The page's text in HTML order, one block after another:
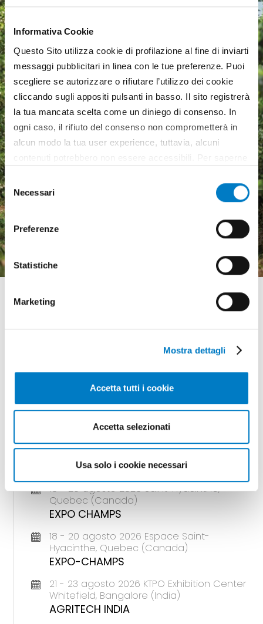
Informativa Cookie
Questo Sito utilizza cookie di profilazione al fine di inviarti
messaggi pubblicitari in linea con le tue preferenze. Puoi
scegliere se autorizzare o rifiutare l’utilizzo dei cookie
cliccando sugli appositi pulsanti in basso. Il sito registrerà
la tua mancata scelta come un diniego di consenso. In
ogni caso, il rifiuto del consenso non comprometterà in
alcun modo la tua user experience, tuttavia, alcuni
all’utilizzo di tutti, o solamente di alcuni di essi, ti
Selezione
del
consenso
Necessari
Preferenze
Statistiche
Marketing
Mostra dettagli
Accetta tutti i cookie
Accetta selezionati
Usa solo i cookie necessari
Macchine agricole, mercato
l'incertezza economica
GLI APPUNTAMENTI
della meccanizzazione
18 - 20 agosto 2026 Gunnedah, Nsw
(Australia)
AGQUIP FIELD DAYS
18 - 20 agosto 2026 Saint-Hyacinthe,
Quebec (Canada)
EXPO CHAMPS
18 - 20 agosto 2026 Espace Saint-
Hyacinthe, Quebec (Canada)
EXPO-CHAMPS
21 - 23 agosto 2026 KTPO Exhibition Center
Whitefield, Bangalore (India)
AGRITECH INDIA